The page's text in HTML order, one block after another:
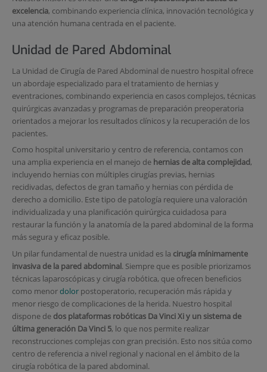
excelencia, combinando experiencia clínica, innovación tecnológica y
una atención humana centrada en el paciente.
Unidad de Pared Abdominal
La Unidad de Cirugía de Pared Abdominal de nuestro hospital ofrece
un abordaje especializado para el tratamiento de hernias y
eventraciones, combinando experiencia en casos complejos, técnicas
quirúrgicas avanzadas y programas de preparación preoperatoria
orientados a mejorar los resultados clínicos y la recuperación de los
pacientes.
Como hospital universitario y centro de referencia, contamos con
una amplia experiencia en el manejo de hernias de alta complejidad,
incluyendo hernias con múltiples cirugías previas, hernias
recidivadas, defectos de gran tamaño y hernias con pérdida de
derecho a domicilio. Este tipo de patología requiere una valoración
individualizada y una planificación quirúrgica cuidadosa para
restaurar la función y la anatomía de la pared abdominal de la forma
más segura y eficaz posible.
Un pilar fundamental de nuestra unidad es la cirugía mínimamente
invasiva de la pared abdominal. Siempre que es posible priorizamos
técnicas laparoscópicas y cirugía robótica, que ofrecen beneficios
como menordolorpostoperatorio, recuperación más rápida y
menor riesgo de complicaciones de la herida. Nuestro hospital
dispone de dos plataformas robóticas Da Vinci Xi y un sistema de
última generación Da Vinci 5, lo que nos permite realizar
reconstrucciones complejas con gran precisión. Esto nos sitúa como
centro de referencia a nivel regional y nacional en el ámbito de la
cirugía robótica de la pared abdominal.